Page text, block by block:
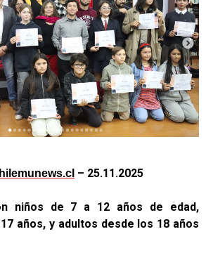
– 25.11.2025
niños de 7 a 12 años de edad,
años, y adultos desde los 18 años